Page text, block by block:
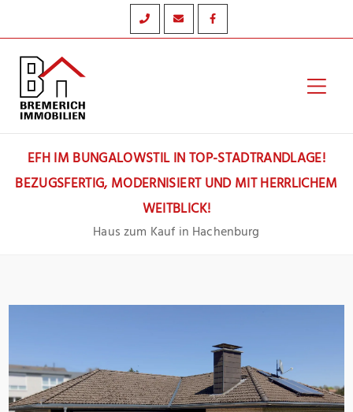
Inhalt
springen
EFH IM BUNGALOWSTIL IN TOP-STADTRANDLAGE!
BEZUGSFERTIG, MODERNISIERT UND MIT HERRLICHEM
WEITBLICK!
Haus zum Kauf in Hachenburg